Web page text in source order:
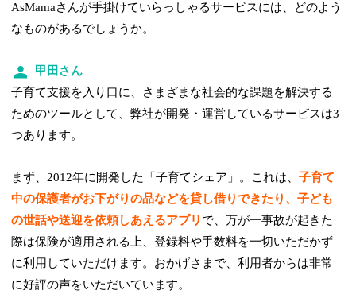
AsMamaさんが手掛けていらっしゃるサービスには、どのよう
なものがあるでしょうか。
甲田さん
子育て支援を入り口に、さまざまな社会的な課題を解決する
ためのツールとして、弊社が開発・運営しているサービスは3
つあります。
まず、2012年に開発した「子育てシェア」。これは、子育て
中の保護者がお下がりの品などを貸し借りできたり、子ども
の世話や送迎を依頼しあえるアプリ で、万が一事故が起きた
際は保険が適用される上、登録料や手数料を一切いただかず
に利用していただけます。おかげさまで、利用者からは非常
に好評の声をいただいています。